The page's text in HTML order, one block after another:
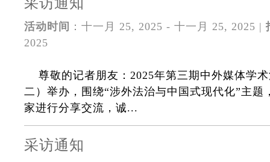
活动时间 ：十一月 25, 2025 - 十一月 25, 2025 |
2025
尊敬的记者朋友：2025年第三期中外媒体学
二）举办，围绕“涉外法治与中国式现代化”主题
家进行分享交流，诚...
采访通知